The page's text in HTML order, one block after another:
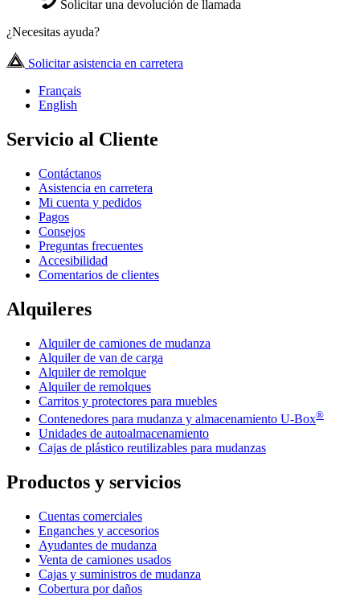
Solicitar una devolución de llamada
¿Necesitas ayuda?
Solicitar asistencia en carretera
Français
English
Servicio al Cliente
Contáctanos
Asistencia en carretera
Mi cuenta y pedidos
Pagos
Consejos
Preguntas frecuentes
Accesibilidad
Comentarios de clientes
Alquileres
Alquiler de camiones de mudanza
Alquiler de van de carga
Alquiler de remolque
Alquiler de remolques
Carritos y protectores para muebles
Contenedores para mudanza y almacenamiento U-Box®
Unidades de autoalmacenamiento
Cajas de plástico reutilizables para mudanzas
Productos y servicios
Cuentas comerciales
Enganches y accesorios
Ayudantes de mudanza
Venta de camiones usados
Cajas y suministros de mudanza
Cobertura por daños